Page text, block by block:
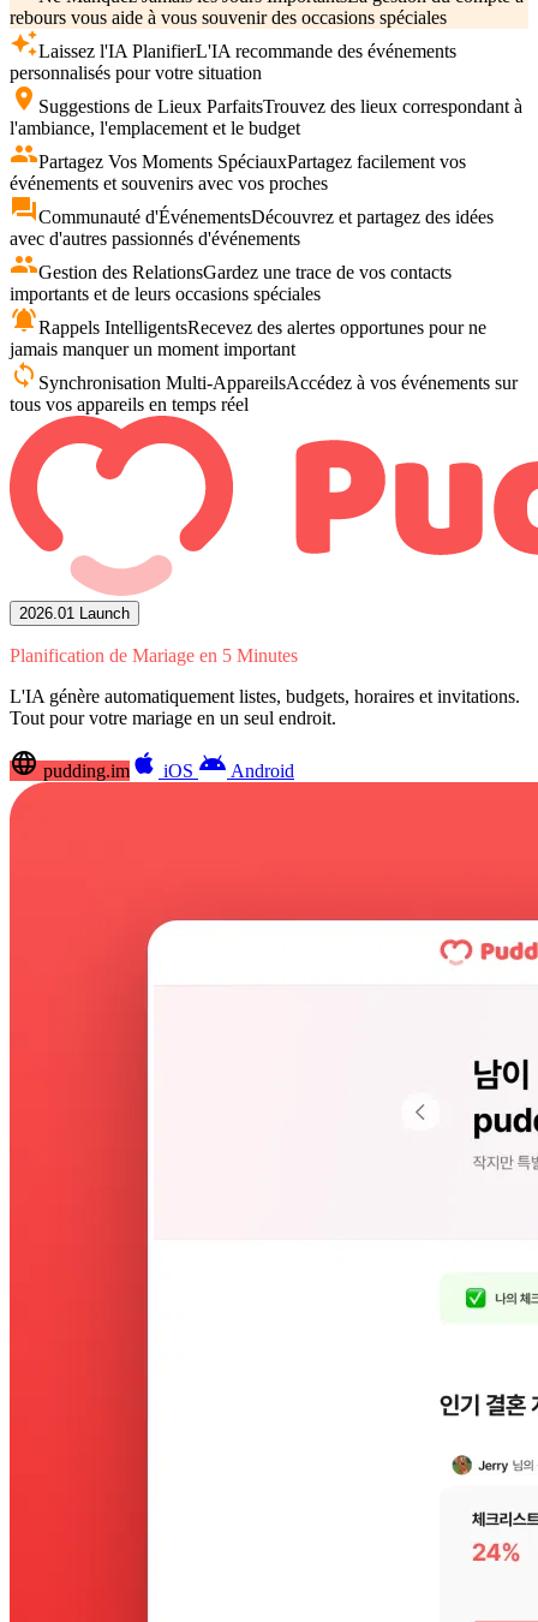
rebours vous aide à vous souvenir des occasions spéciales
auto_awesomeLaissez l'IA PlanifierL'IA recommande des événements
personnalisés pour votre situation
place Suggestions de Lieux ParfaitsTrouvez des lieux correspondant à
l'ambiance, l'emplacement et le budget
groupPartagez Vos Moments SpéciauxPartagez facilement vos
événements et souvenirs avec vos proches
forumCommunauté d'ÉvénementsDécouvrez et partagez des idées
avec d'autres passionnés d'événements
peopleGestion des RelationsGardez une trace de vos contacts
importants et de leurs occasions spéciales
notifications_activeRappels IntelligentsRecevez des alertes opportunes pour ne
jamais manquer un moment important
sync Synchronisation Multi-AppareilsAccédez à vos événements sur
tous vos appareils en temps réel
2026.01 Launch
Planification de Mariage en 5 Minutes
L'IA génère automatiquement listes, budgets, horaires et invitations.
Tout pour votre mariage en un seul endroit.
language pudding.im apple iOS android Android